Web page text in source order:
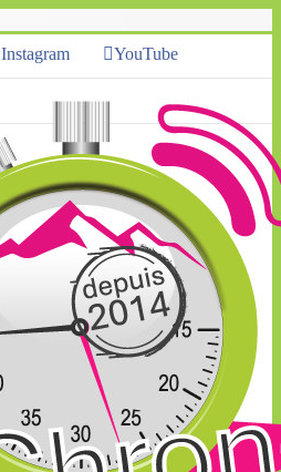
Instagram YouTube